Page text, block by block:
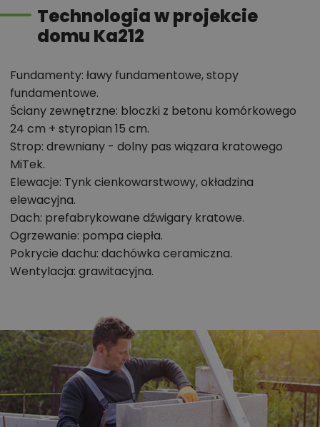
tego projektu,
informacje szczegółowe - np. wymiary
Zadzwoń52 384 49 90lub NAPISZ
Technologia w projekcie
domu Ka212
Fundamenty: ławy fundamentowe, stopy
fundamentowe.
Ściany zewnętrzne: bloczki z betonu komórkowego
24 cm + styropian 15 cm.
Strop: drewniany - dolny pas wiązara kratowego
MiTek.
Elewacje: Tynk cienkowarstwowy, okładzina
elewacyjna.
Dach: prefabrykowane dźwigary kratowe.
Ogrzewanie: pompa ciepła.
Pokrycie dachu: dachówka ceramiczna.
Wentylacja: grawitacyjna.